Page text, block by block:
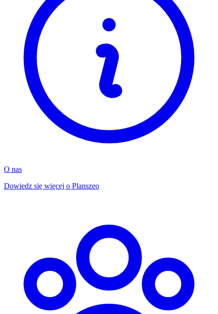
O nas
Dowiedz się więcej o Planszeo